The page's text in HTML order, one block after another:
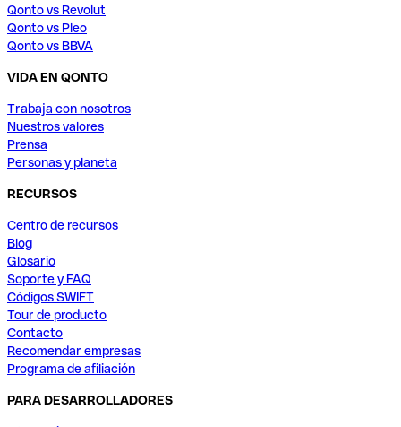
Qonto vs Revolut
Qonto vs Pleo
Qonto vs BBVA
VIDA EN QONTO
Trabaja con nosotros
Nuestros valores
Prensa
Personas y planeta
RECURSOS
Centro de recursos
Blog
Glosario
Soporte y FAQ
Códigos SWIFT
Tour de producto
Contacto
Recomendar empresas
Programa de afiliación
PARA DESARROLLADORES